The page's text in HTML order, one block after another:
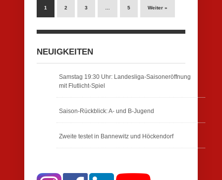
1 2 3 5 Weiter »
NEUIGKEITEN
Samstag 19:30 Uhr: Landesliga-Saisoneröffnung
mit Flutlicht-Spiel
Saison-Rückblick: A- und B-Jugend
Zweite testet in Bannewitz und Höckendorf